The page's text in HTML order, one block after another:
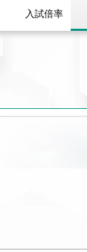
入試倍率